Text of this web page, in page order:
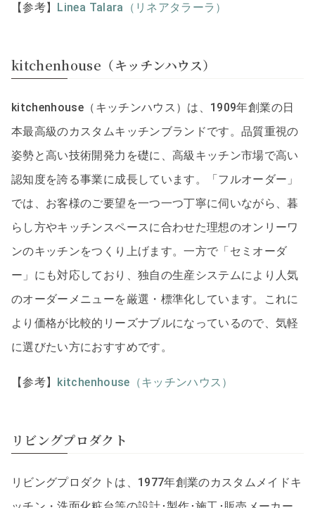
【参考】 Linea Talara（リネアタラーラ）
kitchenhouse（キッチンハウス）
kitchenhouse（キッチンハウス）は、1909年創業の日
本最高級のカスタムキッチンブランドです。品質重視の
姿勢と高い技術開発力を礎に、高級キッチン市場で高い
認知度を誇る事業に成長しています。「フルオーダー」
では、お客様のご要望を一つ一つ丁寧に伺いながら、暮
らし方やキッチンスペースに合わせた理想のオンリーワ
ンのキッチンをつくり上げます。一方で「セミオーダ
ー」にも対応しており、独自の生産システムにより人気
のオーダーメニューを厳選・標準化しています。これに
より価格が比較的リーズナブルになっているので、気軽
に選びたい方におすすめです。
【参考】 kitchenhouse（キッチンハウス）
リビングプロダクト
リビングプロダクトは、1977年創業のカスタムメイドキ